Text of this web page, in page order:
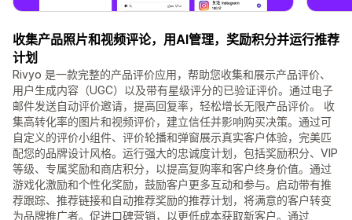
收集产品照片和视频评论，用AI管理，奖励积分并运行推荐
计划
Rivyo 是一款完整的产品评价应用，帮助您收集和展示产品评价、
用户生成内容（UGC）以及带有星级评分的已验证评价。通过电子
邮件发送自动评价邀请，提高回复率，轻松增长无限产品评价。 收
集高转化率的图片和视频评价，建立信任并影响购买决策。通过可
自定义的评价小组件、评价轮播和弹窗展示真实客户体验，完美匹
配您的品牌设计风格。运行强大的忠诚度计划，包括奖励积分、VIP
等级、专属奖励和商店积分，以提高复购率和客户终身价值。通过
游戏化激励和个性化奖励，鼓励客户更多互动和参与。启动带有推
荐跟踪、推荐链接和自动推荐奖励的推荐计划，将满意的客户转变
为品牌推广者。促进口碑营销，以更低成本获取新客户。通过